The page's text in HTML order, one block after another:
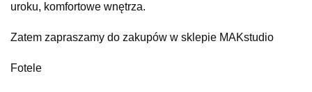
uroku, komfortowe wnętrza.
Zatem zapraszamy do zakupów w sklepie MAKstudio
Fotele